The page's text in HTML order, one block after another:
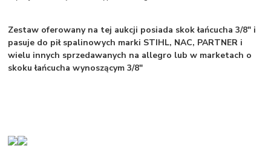
Zestaw oferowany na tej aukcji posiada skok łańcucha 3/8" i
pasuje do pił spalinowych marki STIHL, NAC, PARTNER i
wielu innych sprzedawanych na allegro lub w marketach o
skoku łańcucha wynoszącym 3/8"